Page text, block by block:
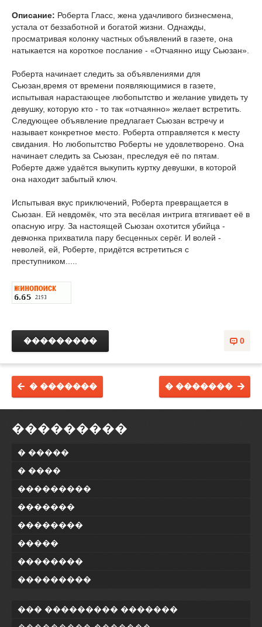
Описание: Роберта Гласс, жена удачливого бизнесмена,
устала от беззаботной и богатой жизни. Однажды,
просматривая колонку частных объявлений в газете, она
натыкается на короткое послание - «Отчаянно ищу Сьюзан».
Роберта начинает следить за объявлениями для
Сьюзан,время от времени появляющимися в газете,
испытывая нарастающее любопытство и желание увидеть ту
девушку, которую кто - то так «отчаянно» желает встретить.
Следующее объявление предлагает Сьюзан встречу и
называет конкретное место. Роберта отправляется к месту
свидания. Но любопытство Роберты не удовлетворено. Она
начинает следить за Сьюзан, преследуя её по пятам.
Роберте даже удаётся выкупить куртку девушки, в которой
она находит забытый ключ.
Испытывая вкус приключений, Роберта превращается в
Сьюзан. Ей невдомёк, что эта весёлая интрига втягивает её в
опасную игру. За настоящей Сьюзан охотится убийца -
девчонка прихватила пару бесценных серёг. И волей -
неволей, ей, Роберте, придётся встретиться с
преступником.....
0
���������
� �������
� �������
���������
� �����
� ����
���������
�������
��������
�����
��������
���������
��� ��������� �������